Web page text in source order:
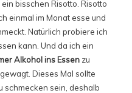
bisschen Risotto. Risotto
einmal im Monat esse und
Natürlich probiere ich
kann. Und da ich ein
Alkohol ins Essen zu
Dieses Mal sollte
schmecken sein, deshalb